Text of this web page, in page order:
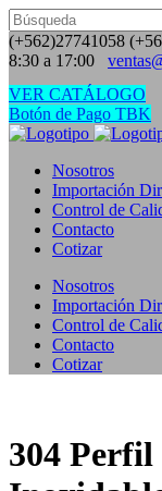
(+562)27741058
8:30 a 17:00
VER CATÁLOGO
Botón de Pago TBK
Nosotros
Importación
Control de
Contacto
Cotizar
Nosotros
Importación
Control de
Contacto
Cotizar
304